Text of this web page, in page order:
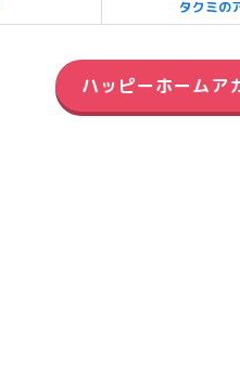
タクミの
ハッピーホームア